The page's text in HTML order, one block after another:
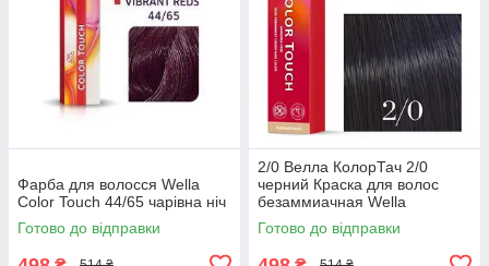
Фарба для волосся Wella
Color Touch 44/65 чарівна ніч
Готово до відправки
2/0 Велла КолорТач 2/0
черний Краска для волос
безаммиачная Wella
Professionals Color Touch
Готово до відправки